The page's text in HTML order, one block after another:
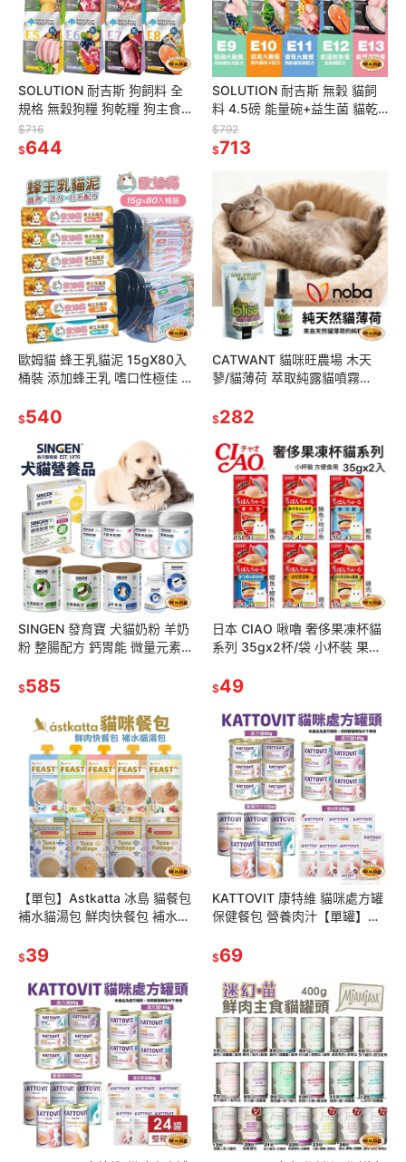
SOLUTION 耐吉斯 狗飼料 全
規格 無穀狗糧 狗乾糧 狗主食
狗飼料『林口旗艦店』
$716
$644
SOLUTION 耐吉斯 無穀 貓飼
料 4.5磅 能量碗+益生菌 貓乾
糧 貓主食 貓飼料『WANG』
$792
$713
歐姆貓 蜂王乳貓泥 15gΧ80入
桶裝 添加蜂王乳 嗜口性極佳 貓
$540
CATWANT 貓咪旺農場 木天
蓼/貓薄荷 萃取純露貓噴霧
『林口旗艦店』
$282
SINGEN 發育寶 犬貓奶粉 羊奶
粉 整腸配方 鈣胃能 微量元素片
『林口旗艦店』
$585
日本 CIAO 啾嚕 奢侈果凍杯貓
系列 35gx2杯/袋 小杯裝 果凍
『WANG』
$49
【單包】Astkatta 冰島 貓餐包
補水貓湯包 鮮肉快餐包 補水罐
店』
$39
KATTOVIT 康特維 貓咪處方罐
保健餐包 營養肉汁【單罐】低
泌尿保健 貓罐頭
$69